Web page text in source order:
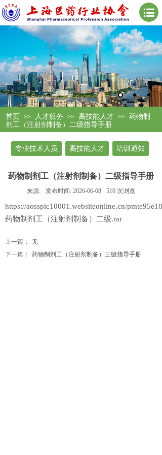
首页 >> 人才服务 >> 高技能人才 >> 药物制
剂工（注射剂制备）二级指导手册
专业技术人员 高技能人才 培训通知
药物制剂工（注射剂制备）二级指导手册
来源: 发布时间: 2026-06-08 510 次浏览
https://aosspic10001.websiteonline.cn/
药物制剂工（注射剂制备）二级.rar
上一篇：
无
下一篇：
药物制剂工（注射剂制备）三级指导手册